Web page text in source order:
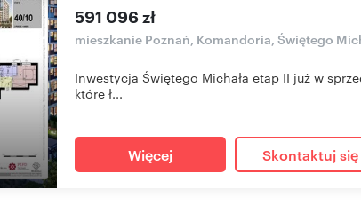
591 096 zł
mieszkanie Poznań, Komandoria, Świętego
Inwestycja Świętego Michała etap II już w
które ł...
Więcej Skontaktuj się